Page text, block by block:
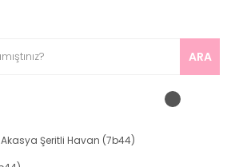
ARA
Akasya Şeritli Havan (7b44)